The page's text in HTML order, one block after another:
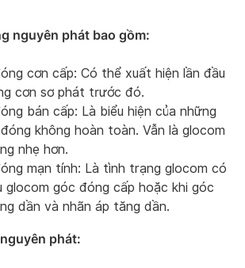
nguyên phát bao gồm:
cơn cấp: Có thể xuất hiện lần đầu
cơn sơ phát trước đó.
bán cấp: Là biểu hiện của những
không hoàn toàn. Vẫn là glocom
nhẹ hơn.
mạn tính: Là tình trạng glocom có
glocom góc đóng cấp hoặc khi góc
dần và nhãn áp tăng dần.
phát: